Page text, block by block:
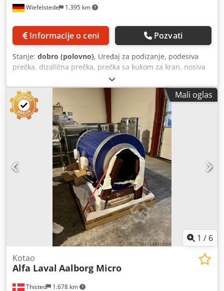
Wiefelstede 1.395 km
Informacije o ceni Pozvati
Stanje: dobro (polovno), Uređaj za podizanje, podesiva
prečka, dizalična prečka, prečka sa kukom za kran, nosiva
prečka, prečka za teške terete, balansirajuća prečka,
uređaj za podizanje, podizač materijala za lift za podizanje,
haljski kran, stubno-zglobni kran, radionički kran, lančani
vitlo Cjdjzf E Egjpfx An Ierf -Proizvođač: Alfa Laval, uređaj za
podizanje iz dekanterske centrifuge -Nosivost: 850 kg -Broj:
6123 2745 85 -Transportne dimenzije: 1375/595/H255 mm -
Težina: 73 kg
Mali oglas
1 / 6
Thisted 1.678 km
Kotao
Alfa Laval Aalborg Micro